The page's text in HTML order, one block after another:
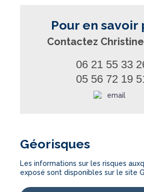
Pour en savoir
Contactez
06 21 55 33
05 56 72 19
Géorisques
Les informations sur les risques
exposé sont disponibles sur le site